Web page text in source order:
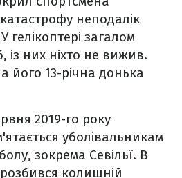
неподалік
загалом
із них ніхто не вижив.
його 13-річна донька
2019-го року
уболівальникам
зокрема Севільї. В
колишній